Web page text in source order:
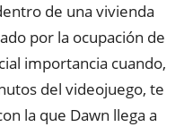
de una vivienda
por la ocupación de
importancia cuando,
del videojuego, te
la que Dawn llega a